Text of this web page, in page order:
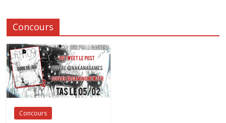
Concours
Concours